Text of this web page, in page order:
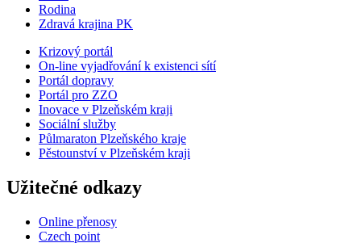
Rodina
Zdravá krajina PK
Krizový portál
On-line vyjadřování k existenci sítí
Portál dopravy
Portál pro ZZO
Inovace v Plzeňském kraji
Sociální služby
Půlmaraton Plzeňského kraje
Pěstounství v Plzeňském kraji
Užitečné odkazy
Online přenosy
Czech point